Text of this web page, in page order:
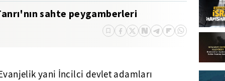
sahte peygamberleri
yani İncilci devlet adamları